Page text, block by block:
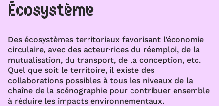
Écosystème
Des écosystèmes territoriaux favorisant l’économie
circulaire, avec des acteur·rices du réemploi, de la
mutualisation, du transport, de la conception, etc.
Quel que soit le territoire, il existe des
collaborations possibles à tous les niveaux de la
chaîne de la scénographie pour contribuer ensemble
à réduire les impacts environnementaux.